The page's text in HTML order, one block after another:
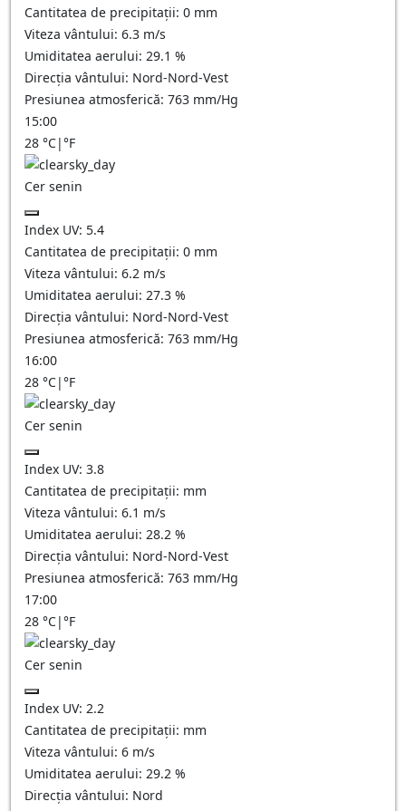
Cantitatea de precipitații: 0 mm
Viteza vântului: 6.3 m/s
Umiditatea aerului: 29.1 %
Direcția vântului: Nord-Nord-Vest
Presiunea atmosferică: 763 mm/Hg
15:00
28 °C|°F
Cer senin
Index UV: 5.4
Cantitatea de precipitații: 0 mm
Viteza vântului: 6.2 m/s
Umiditatea aerului: 27.3 %
Direcția vântului: Nord-Nord-Vest
Presiunea atmosferică: 763 mm/Hg
16:00
28 °C|°F
Cer senin
Index UV: 3.8
Cantitatea de precipitații: mm
Viteza vântului: 6.1 m/s
Umiditatea aerului: 28.2 %
Direcția vântului: Nord-Nord-Vest
Presiunea atmosferică: 763 mm/Hg
17:00
28 °C|°F
Cer senin
Index UV: 2.2
Cantitatea de precipitații: mm
Viteza vântului: 6 m/s
Umiditatea aerului: 29.2 %
Direcția vântului: Nord